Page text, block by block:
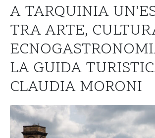
A TARQUINIA
TRA ARTE,
LA GUIDA
CLAUDIA MORONI